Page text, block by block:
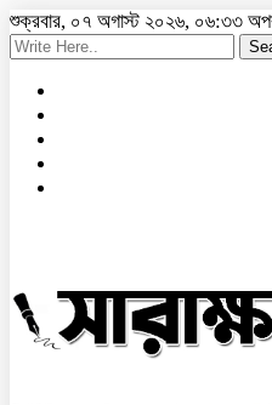
শুক্রবার, ০৭ অগাস্ট ২০২৬, ০৬:৩৩